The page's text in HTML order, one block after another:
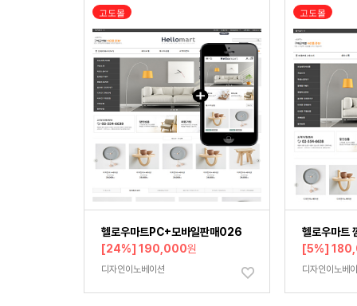
고도몰
헬로우마트PC+모바일판매026
[24%] 190,000원
디자인이노베이션
고도몰
헬로우마트
[5%]
디자인이노베